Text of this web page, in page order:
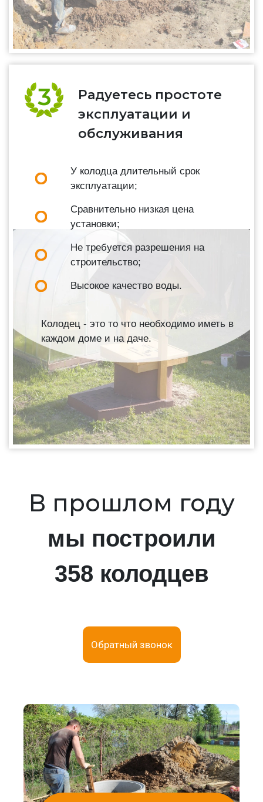
Радуетесь простоте
эксплуатации и
обслуживания
У колодца длительный срок
эксплуатации;
Сравнительно низкая цена
установки;
Не требуется разрешения на
строительство;
Высокое качество воды.
Колодец - это то что необходимо иметь в
каждом доме и на даче.
В прошлом году
мы построили
358 колодцев
Обратный звонок